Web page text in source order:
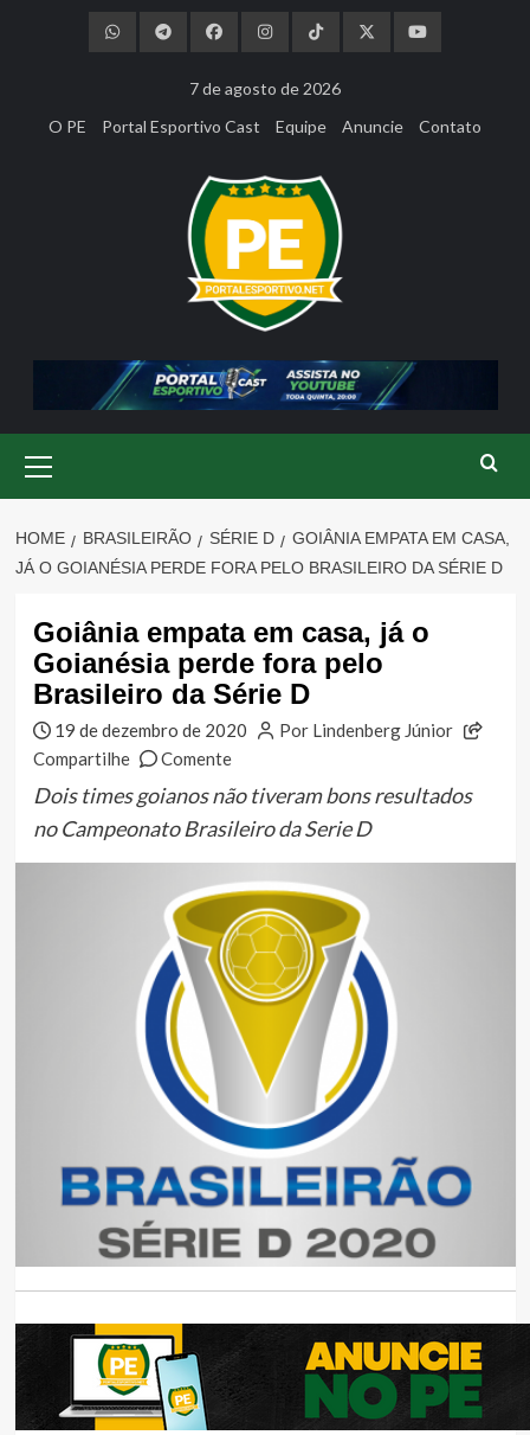
7 de agosto de 2026
O PE
Portal Esportivo Cast Equipe Anuncie Contato
Menu
HOME BRASILEIRÃO SÉRIE D
GOIÂNIA EMPATA EM CASA,
JÁ O GOIANÉSIA PERDE FORA PELO BRASILEIRO DA SÉRIE D
Goiânia empata em casa, já o
Goianésia perde fora pelo
Brasileiro da Série D
19 de dezembro de 2020
Por Lindenberg Júnior
Compartilhe
Comente
Dois times goianos não tiveram bons resultados
no Campeonato Brasileiro da Serie D